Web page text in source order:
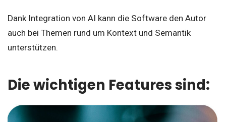
Dank Integration von AI kann die Software den Autor
auch bei Themen rund um Kontext und Semantik
unterstützen.
Die wichtigen Features sind: